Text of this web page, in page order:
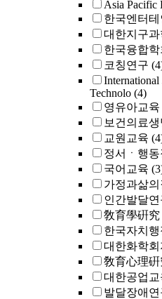
Asia Pacific
한국엔터
대한지구과
한국융합학
코칭연구
Technolo (4)
영유아교육
보건의료
교원교육
정서ㆍ행
국어교육
가정과삶
인간발달연
敎育學硏究
한국자치행
대한화학회
敎育心理硏
대한공업교
발달장애연